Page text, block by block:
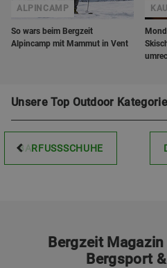
So wars beim Bergzeit
Alpincamp mit Mammut in Vent
ALPINCAMP
Unsere Top Outdoor
BARFUSSSCHUHE
Bergzeit
Bergsport